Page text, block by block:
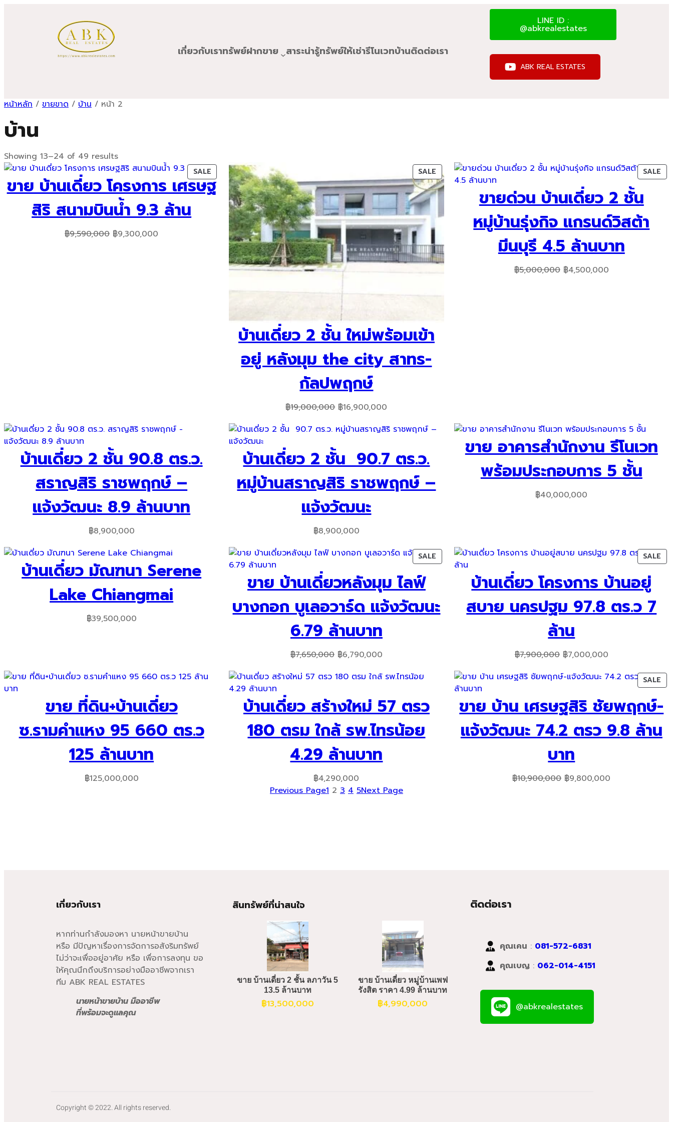
เกี่ยวกับเราทรัพย์ฝากขาย สาระน่ารู้ทรัพย์ให้เช่ารีโนเวทบ้านติดต่อเรา
LINE ID :
@abkrealestates
ABK REAL ESTATES
หน้าหลัก / ขายขาด / บ้าน / หน้า 2
บ้าน
Showing 13–24 of 49 resultsSorted
by
latest
SALEPRODUCT
ON
SALE
ขาย บ้านเดี่ยว โครงการ เศรษฐ
สิริ สนามบินน้ำ 9.3 ล้าน
฿9,590,000 Original
฿9,300,000
SALE PRODUCT
ON
SALE
บ้านเดี่ยว 2 ชั้น ใหม่พร้อมเข้า
อยู่ หลังมุม the city สาทร-
กัลปพฤกษ์
฿19,000,000 Original
was:
฿16,900,000
is:
SALE
ON
ขายด่วน บ้านเดี่ยว 2 ชั้น
หมู่บ้านรุ่งกิจ แกรนด์วิสต้า
มีนบุรี 4.5 ล้านบาท
฿5,000,000 Original
฿4,500,000Current
บ้านเดี่ยว 2 ชั้น 90.8 ตร.ว.
สราญสิริ ราชพฤกษ์ –
แจ้งวัฒนะ 8.9 ล้านบาท
฿8,900,000
บ้านเดี่ยว 2 ชั้น 90.7 ตร.ว.
หมู่บ้านสราญสิริ ราชพฤกษ์ –
แจ้งวัฒนะ
฿8,900,000
ขาย อาคารสำนักงาน รีโนเวท
พร้อมประกอบการ 5 ชั้น
฿40,000,000
บ้านเดี่ยว มัณฑนา Serene
Lake Chiangmai
฿39,500,000
SALE PRODUCT
ON
ขาย บ้านเดี่ยวหลังมุม ไลฟ์
บางกอก บูเลอวาร์ด แจ้งวัฒนะ
6.79 ล้านบาท
฿7,650,000 Original
was:
฿6,790,000Current
is:
SALE
ON
บ้านเดี่ยว โครงการ บ้านอยู่
สบาย นครปฐม 97.8 ตร.ว 7
ล้าน
฿7,900,000 Original
was:
฿7,000,000Current
is:
฿7,000,000.
ขาย ที่ดิน+บ้านเดี่ยว
ซ.รามคำแหง 95 660 ตร.ว
125 ล้านบาท
฿125,000,000
บ้านเดี่ยว สร้างใหม่ 57 ตรว
180 ตรม ใกล้ รพ.ไทรน้อย
4.29 ล้านบาท
฿4,290,000
SALE
ON
ขาย บ้าน เศรษฐสิริ ชัยพฤกษ์-
แจ้งวัฒนะ 74.2 ตรว 9.8 ล้าน
บาท
฿10,900,000 Original
฿9,800,000
Previous Page1 2 3 4 5Next Page
เกี่ยวกับเรา
หากท่านกำลังมองหา นายหน้าขายบ้าน
หรือ มีปัญหาเรื่องการจัดการอสังริมทรัพย์
ไม่ว่าจะเพื่ออยู่อาศัย หรือ เพื่อการลงทุน ขอ
ให้คุณนึกถึงบริการอย่างมืออาชีพจากเรา
ทีม ABK REAL ESTATES
นายหน้าขายบ้าน มืออาชีพ
ที่พร้อมจะดูแลคุณ
สินทรัพย์ที่น่าสนใจ
ขาย บ้านเดี่ยว 2 ชั้น ลภาวัน 5
13.5 ล้านบาท
฿13,500,000
ขาย บ้านเดี่ยว หมู่บ้านเพฟ
รังสิต ราคา 4.99 ล้านบาท
฿4,990,000
ติดต่อเรา
คุณเคน : 081-572-6831
คุณเบญ : 062-014-4151
@abkrealestates
Copyright © 2022. All rights reserved.